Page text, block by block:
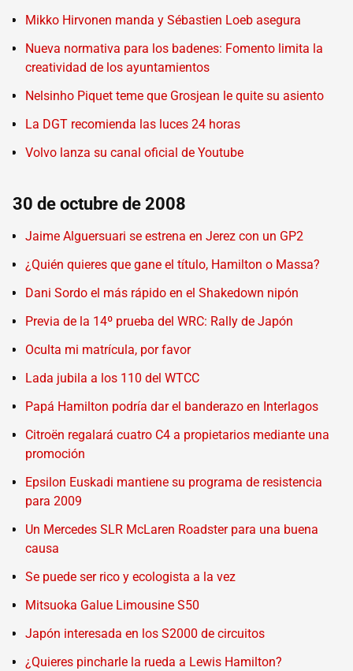
Mikko Hirvonen manda y Sébastien Loeb asegura
Nueva normativa para los badenes: Fomento limita la
creatividad de los ayuntamientos
Nelsinho Piquet teme que Grosjean le quite su asiento
La DGT recomienda las luces 24 horas
Volvo lanza su canal oficial de Youtube
30 de octubre de 2008
Jaime Alguersuari se estrena en Jerez con un GP2
¿Quién quieres que gane el título, Hamilton o Massa?
Dani Sordo el más rápido en el Shakedown nipón
Previa de la 14º prueba del WRC: Rally de Japón
Oculta mi matrícula, por favor
Lada jubila a los 110 del WTCC
Papá Hamilton podría dar el banderazo en Interlagos
Citroën regalará cuatro C4 a propietarios mediante una
promoción
Epsilon Euskadi mantiene su programa de resistencia
para 2009
Un Mercedes SLR McLaren Roadster para una buena
causa
Se puede ser rico y ecologista a la vez
Mitsuoka Galue Limousine S50
Japón interesada en los S2000 de circuitos
¿Quieres pincharle la rueda a Lewis Hamilton?